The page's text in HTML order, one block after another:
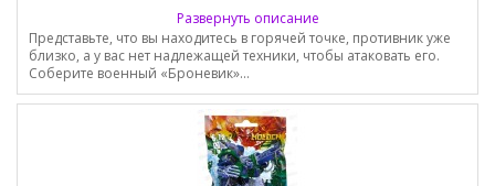
Развернуть описание
Представьте, что вы находитесь в горячей точке, противник уже
близко, а у вас нет надлежащей техники, чтобы атаковать его.
Соберите военный «Броневик»...